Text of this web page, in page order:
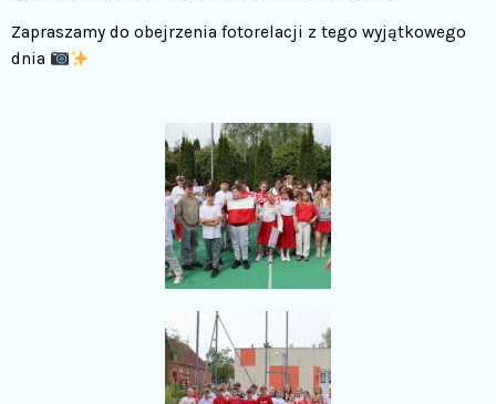
Zapraszamy do obejrzenia fotorelacji z tego wyjątkowego
dnia